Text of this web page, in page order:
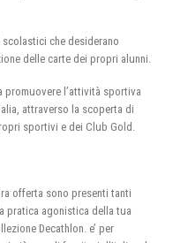
che desiderano
delle carte dei propri alunni.
promuovere l’attività sportiva
attraverso la scoperta di
sportivi e dei Club Gold.
offerta sono presenti tanti
pratica agonistica della tua
Decathlon. e’ per